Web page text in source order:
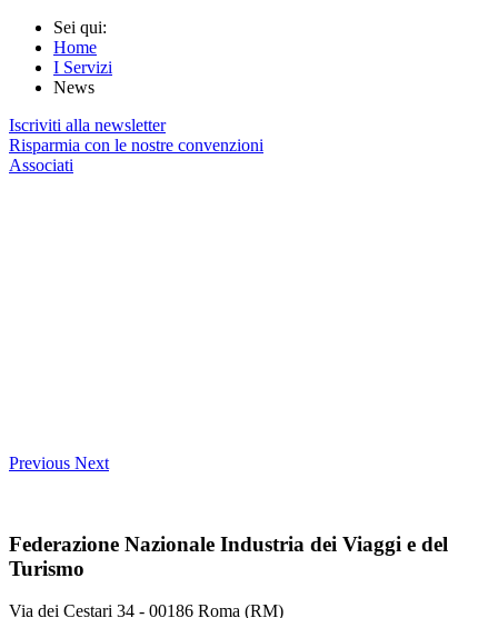
Sei qui:
Home
I Servizi
News
Iscriviti alla newsletter
Risparmia con le nostre convenzioni
Associati
Previous Next
Federazione Nazionale Industria dei Viaggi e del
Turismo
Via dei Cestari 34 - 00186 Roma (RM)